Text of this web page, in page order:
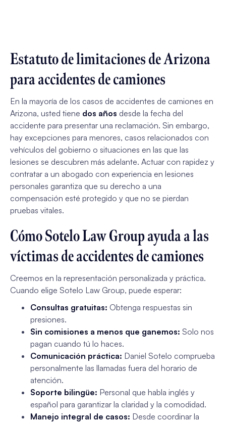
Estatuto de limitaciones de Arizona
para accidentes de camiones
En la mayoría de los casos de accidentes de camiones en
Arizona, usted tiene dos años desde la fecha del
accidente para presentar una reclamación. Sin embargo,
hay excepciones para menores, casos relacionados con
vehículos del gobierno o situaciones en las que las
lesiones se descubren más adelante. Actuar con rapidez y
contratar a un abogado con experiencia en lesiones
personales garantiza que su derecho a una
compensación esté protegido y que no se pierdan
pruebas vitales.
Cómo Sotelo Law Group ayuda a las
víctimas de accidentes de camiones
Creemos en la representación personalizada y práctica.
Cuando elige Sotelo Law Group, puede esperar:
Consultas gratuitas: Obtenga respuestas sin
presiones.
Sin comisiones a menos que ganemos: Solo nos
pagan cuando tú lo haces.
Comunicación práctica: Daniel Sotelo comprueba
personalmente las llamadas fuera del horario de
atención.
Soporte bilingüe: Personal que habla inglés y
español para garantizar la claridad y la comodidad.
Manejo integral de casos: Desde coordinar la